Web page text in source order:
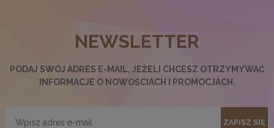
32,99 zł
NEWSLETTER
PODAJ SWÓJ ADRES E-MAIL, JEŻELI CHCESZ OTRZYMYWAĆ
INFORMACJE O NOWOŚCIACH I PROMOCJACH.
ZAPISZ SIĘ